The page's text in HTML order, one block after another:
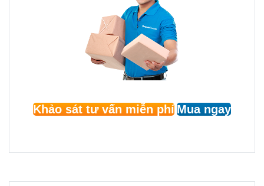
Khảo sát tư vấn miễn phíMua ngay